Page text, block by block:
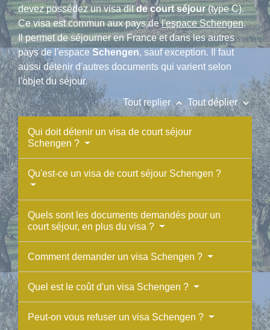
devez possédez un visa ditde court séjour(type C).
Ce visa est commun aux pays del'espace Schengen.
Il permet de séjourner en France et dans les autres
pays de l'espace Schengen, sauf exception. Il faut
aussi détenir d'autres documents qui varient selon
l'objet du séjour.
Tout replier keyboard_arrow_up Tout déplierkeyboard_arrow_down
Qui doit détenir un visa de court séjour
Schengen ?
Qu'est-ce un visa de court séjour Schengen ?
Quels sont les documents demandés pour un
court séjour, en plus du visa ?
Comment demander un visa Schengen ?
Quel est le coût d'un visa Schengen ?
Peut-on vous refuser un visa Schengen ?